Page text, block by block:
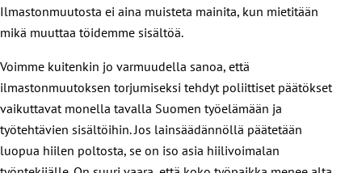
Ilmastonmuutosta ei aina muisteta mainita, kun mietitään
mikä muuttaa töidemme sisältöä.
Voimme kuitenkin jo varmuudella sanoa, että
ilmastonmuutoksen torjumiseksi tehdyt poliittiset päätökset
vaikuttavat monella tavalla Suomen työelämään ja
työtehtävien sisältöihin. Jos lainsäädännöllä päätetään
luopua hiilen poltosta, se on iso asia hiilivoimalan